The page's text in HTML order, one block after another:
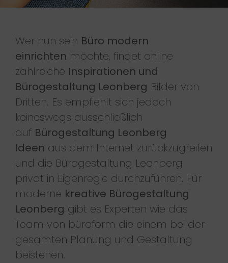
Wer nun sein Büro modern
einrichten möchte, findet online
zahlreiche Inspirationen und
Bürogestaltung Leonberg Bilder von
Dritten. Es empfiehlt sich jedoch
keineswegs ausschließlich
auf Bürogestaltung Leonberg
Ideen aus dem Internet zurückzugreifen
und die Bürogestaltung Leonberg
privat in Eigenregie durchzuführen. Für
moderne kreative Bürogestaltung
Leonberg gibt es Experten wie das
Team von büroform die einem bei der
gesamten Planung und Gestaltung
beistehen.